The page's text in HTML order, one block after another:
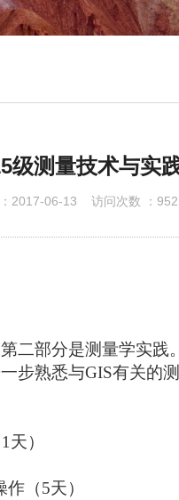
生组织 交流项目
级测量技术与实
2017-06-13 访问次数 ： 952
二部分是测量学实践。
步熟悉与GIS有关的
1 天）
作（5天）